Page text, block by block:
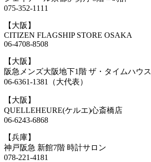
075-352-1111
【大阪】
CITIZEN FLAGSHIP STORE OSAKA
06-4708-8508
【大阪】
阪急メンズ大阪地下1階 ザ・タイムハウス
06-6361-1381（大代表）
【大阪】
QUELLEHEURE(ケルエ)心斎橋店
06-6243-6868
【兵庫】
神戸阪急 新館7階 時計サロン
078-221-4181